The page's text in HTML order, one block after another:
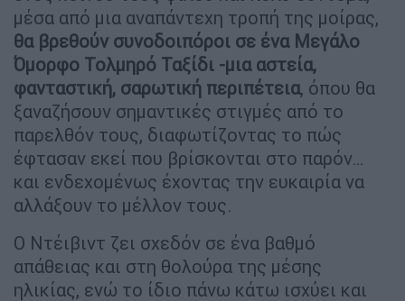
μέσα από μια αναπάντεχη τροπή της μοίρας,
θα βρεθούν συνοδοιπόροι σε ένα Μεγάλο
Όμορφο Τολμηρό Ταξίδι -μια αστεία,
φανταστική, σαρωτική περιπέτεια, όπου θα
ξαναζήσουν σημαντικές στιγμές από το
παρελθόν τους, διαφωτίζοντας το πώς
έφτασαν εκεί που βρίσκονται στο παρόν…
και ενδεχομένως έχοντας την ευκαιρία να
αλλάξουν το μέλλον τους.
Ο Ντέιβιντ ζει σχεδόν σε ένα βαθμό
απάθειας και στη θολούρα της μέσης
ηλικίας, ενώ το ίδιο πάνω κάτω ισχύει και